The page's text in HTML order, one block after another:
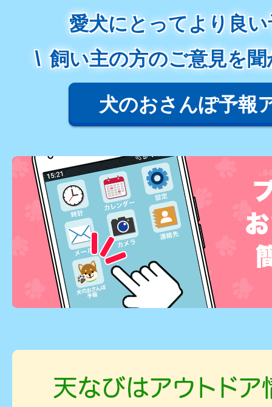
愛犬にとってより良
飼い主の方のご意見を
犬のおさんぽ予報